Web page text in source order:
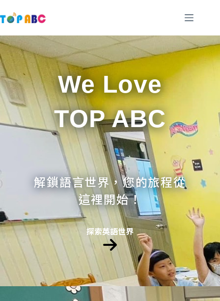
至
要
內
容
We Love
TOP ABC
解鎖語言世界，您的旅程從
這裡開始！
探索英語世界